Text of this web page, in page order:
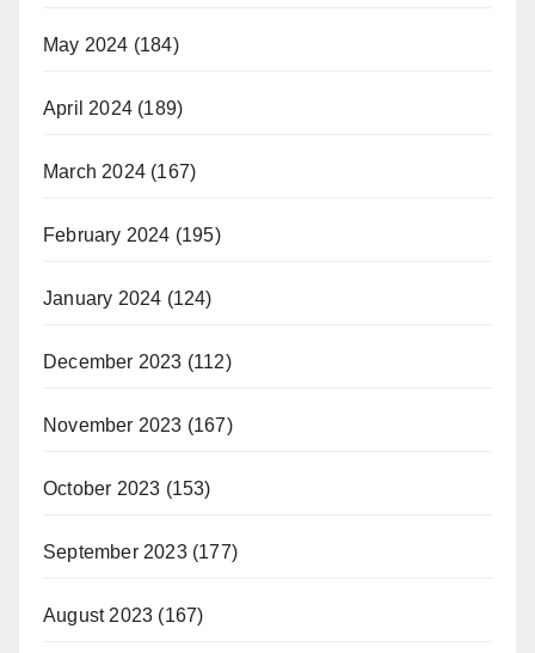
May 2024 (184)
April 2024 (189)
March 2024 (167)
February 2024 (195)
January 2024 (124)
December 2023 (112)
November 2023 (167)
October 2023 (153)
September 2023(177)
August 2023 (167)